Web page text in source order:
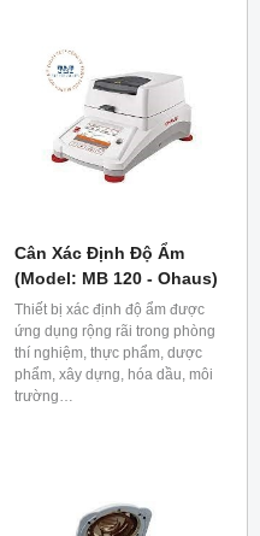
Cân Xác Định Độ Ẩm
(Model: MB 120 - Ohaus)
Thiết bị xác định độ ẩm được
ứng dụng rộng rãi trong phòng
thí nghiệm, thực phẩm, dược
phẩm, xây dựng, hóa dầu, môi
trường…